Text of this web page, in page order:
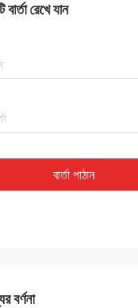
বার্তা রেখে যান
বার্তা পাঠান
বর্ণনা